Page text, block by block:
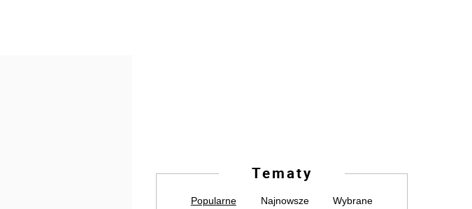
Tematy
Popularne Najnowsze Wybrane